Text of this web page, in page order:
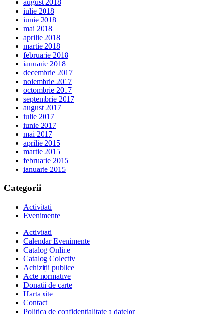
august 2018
iulie 2018
iunie 2018
mai 2018
aprilie 2018
martie 2018
februarie 2018
ianuarie 2018
decembrie 2017
noiembrie 2017
octombrie 2017
septembrie 2017
august 2017
iulie 2017
iunie 2017
mai 2017
aprilie 2015
martie 2015
februarie 2015
ianuarie 2015
Categorii
Activitati
Evenimente
Activitati
Calendar Evenimente
Catalog Online
Catalog Colectiv
Achiziții publice
Acte normative
Donatii de carte
Harta site
Contact
Politica de confidentialitate a datelor